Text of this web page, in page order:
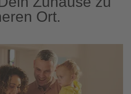
Ort.